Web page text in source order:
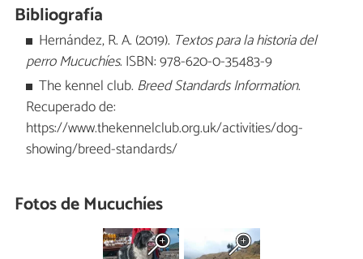
Bibliografía
Hernández, R. A. (2019). Textos para la historia del
perro Mucuchíes. ISBN: 978-620-0-35483-9
The kennel club. Breed Standards Information.
Recuperado de:
https://www.thekennelclub.org.uk/activities/dog-
showing/breed-standards/
Fotos de Mucuchíes